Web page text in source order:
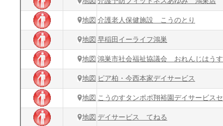
地図 介護老人保健施設 こうのとり
地図 早稲田イーライフ鴻巣
地図 鴻巣市社会福祉協議会 おれんじはうす
地図 ピア柏・今西本家デイサービス
地図 こうのすタンポポ翔裕園デイサービス
地図 デイサービス てねる